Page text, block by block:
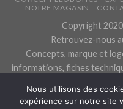
NOTRE MAGASIN
Copyright
Retrouvez-nous
Concepts, marque et
informations, fiches
Les traductions sont
Nous utilisons des
expérience sur notre site